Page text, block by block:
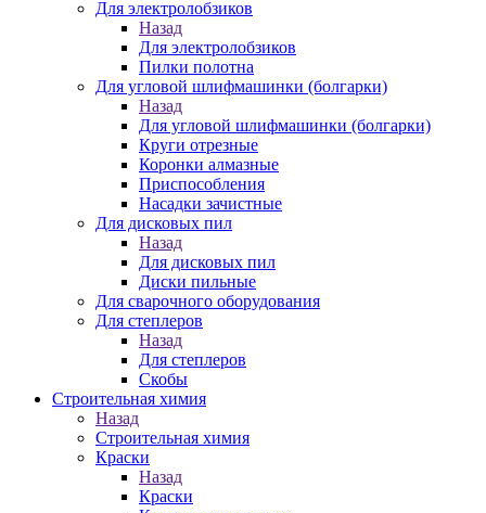
Для электролобзиков
Назад
Для электролобзиков
Пилки полотна
Для угловой шлифмашинки (болгарки)
Назад
Для угловой шлифмашинки (болгарки)
Круги отрезные
Коронки алмазные
Приспособления
Насадки зачистные
Для дисковых пил
Назад
Для дисковых пил
Диски пильные
Для сварочного оборудования
Для степлеров
Назад
Для степлеров
Скобы
Строительная химия
Назад
Строительная химия
Краски
Назад
Краски